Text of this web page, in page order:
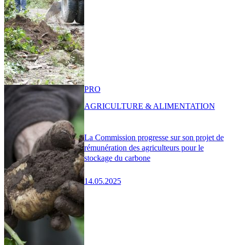
La Commission progresse sur son projet de
rémunération des agriculteurs pour le
stockage du carbone
14.05.2025
PRO
AGRICULTURE & ALIMENTATION